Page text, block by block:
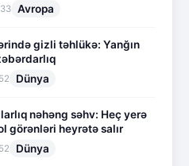
Avropa
gizli təhlükə: Yanğın
Dünya
nəhəng səhv: Heç yerə
görənləri heyrətə salır
Dünya